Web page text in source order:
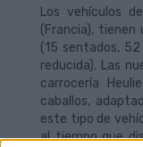
Los vehículos
(Francia),
(15 sentados,
reducida). Las
carrocería
caballos,
este tipo de
al tiempo que